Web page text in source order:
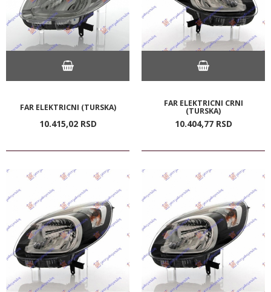
FAR ELEKTRICNI (TURSKA)
10.415,02 RSD
FAR ELEKTRICNI CRNI
(TURSKA)
10.404,77 RSD